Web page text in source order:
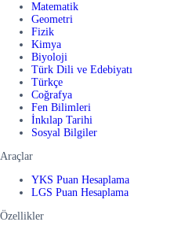
Matematik
Geometri
Fizik
Kimya
Biyoloji
Türk Dili ve Edebiyatı
Türkçe
Coğrafya
Fen Bilimleri
İnkılap Tarihi
Sosyal Bilgiler
Araçlar
YKS Puan Hesaplama
LGS Puan Hesaplama
Özellikler